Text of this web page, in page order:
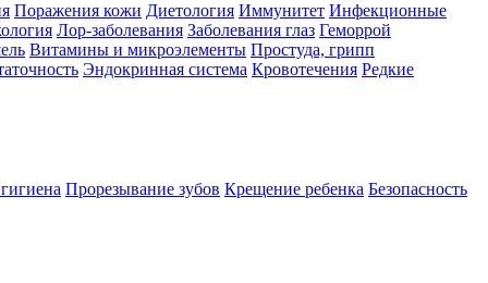
Поражения кожи Диетология Иммунитет Инфекционные
Лор-заболевания Заболевания глаз Геморрой
Витамины и микроэлементы Простуда, грипп
Эндокринная система Кровотечения Редкие
Прорезывание зубов Крещение ребенка Безопасность